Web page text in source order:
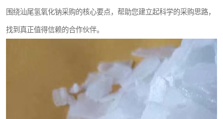
围绕汕尾氢氧化钠采购的核心要点，帮助您建立起科学的采购思路，
找到真正值得信赖的合作伙伴。
过硫酸钠